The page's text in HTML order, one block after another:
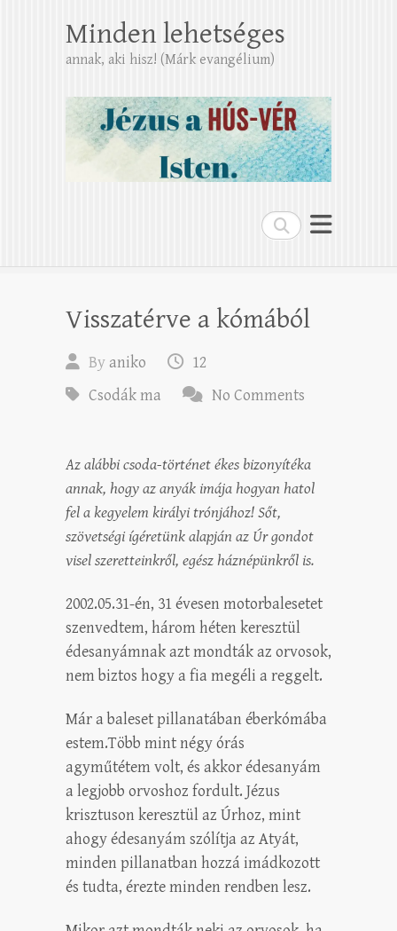
Search
Minden lehetséges
annak, aki hisz! (Márk evangélium)
Visszatérve a kómából
By aniko
12
Csodák ma
No Comments
Az alábbi csoda-történet ékes bizonyítéka
annak, hogy az anyák imája hogyan hatol
fel a kegyelem királyi trónjához! Sőt,
szövetségi ígéretünk alapján az Úr gondot
visel szeretteinkről, egész háznépünkről is.
2002.05.31-én, 31 évesen motorbalesetet
szenvedtem, három héten keresztül
édesanyámnak azt mondták az orvosok,
nem biztos hogy a fia megéli a reggelt.
Már a baleset pillanatában éberkómába
estem.Több mint négy órás
agyműtétem volt, és akkor édesanyám
a legjobb orvoshoz fordult. Jézus
krisztuson keresztül az Úrhoz, mint
ahogy édesanyám szólítja az Atyát,
minden pillanatban hozzá imádkozott
és tudta, érezte minden rendben lesz.